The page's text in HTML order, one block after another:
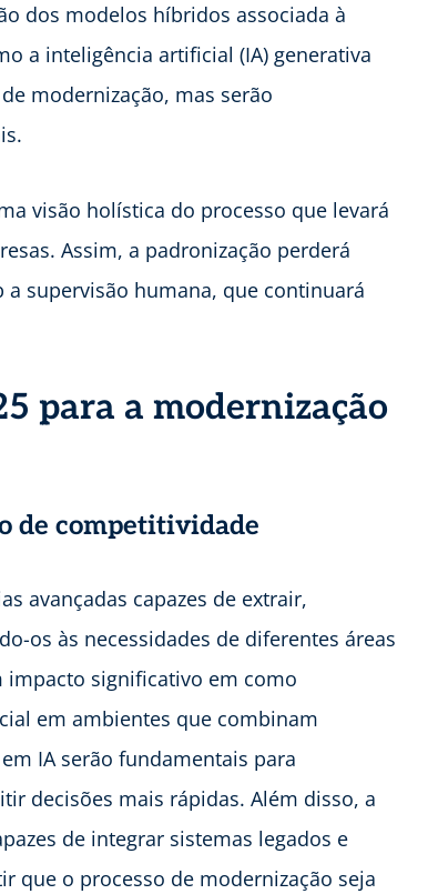
dos modelos híbridos associada à
a inteligência artificial (IA) generativa
modernização, mas serão
visão holística do processo que levará
Assim, a padronização perderá
supervisão humana, que continuará
para a modernização
de competitividade
avançadas capazes de extrair,
os às necessidades de diferentes áreas
impacto significativo em como
em ambientes que combinam
IA serão fundamentais para
decisões mais rápidas. Além disso, a
de integrar sistemas legados e
que o processo de modernização seja